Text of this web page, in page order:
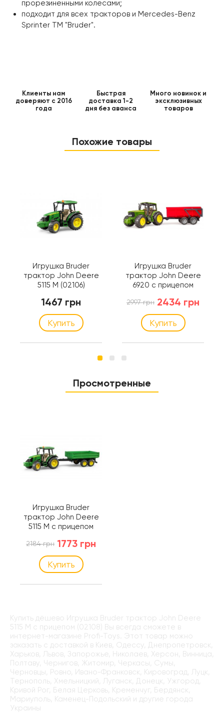
прорезиненными колесами;
подходит для всех тракторов и Mercedes-Benz
Sprinter ТМ "Bruder".
Клиенты нам
доверяют с 2016
года
Быстрая
доставка 1-2
дня без аванса
Много новинок и
эксклюзивных
товаров
Похожие товары
Игрушка Bruder
трактор John Deere
5115 M (02106)
1467 грн
Купить
Игрушка Bruder
трактор John Deere
6920 с прицепом
2997 грн 2434 грн
Купить
Просмотренные
Игрушка Bruder
трактор John Deere
5115 M с прицепом
2184 грн 1773 грн
Купить
Купить дёшево Игрушка Bruder трактор John Deere
5115 M с прицепом (02108) Вы всегда сможете в
интернет-магазине Profi-Toys. Этот товар можно
заказать с доставкой в Киев, Одессу, Днепропетровск,
Харьков, Львов, Запорожье, Николаев, Херсон, Винница,
Полтаву, Чернигов, Житомир, Черкасы, Сумы,
Черновцы, Ровно, Ивано-Франковск, Кировоград, Луцк,
Тернополь, Хмельницкий, Луганск, Донецк, Ужгород,
Кривой Рог, Белая Церковь, Кременчуг, Бердянск,
Мариуполь, Каменец-Подольский и другие города
Украины